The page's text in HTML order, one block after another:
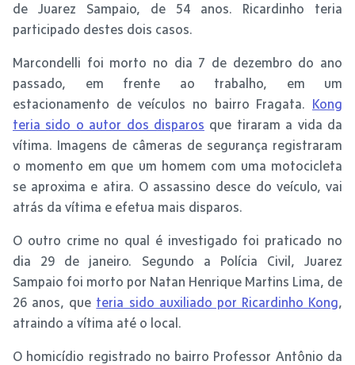
de Juarez Sampaio, de 54 anos. Ricardinho teria
participado destes dois casos.
Marcondelli foi morto no dia 7 de dezembro do ano
passado, em frente ao trabalho, em um
estacionamento de veículos no bairro Fragata. Kong
teria sido o autor dos disparos que tiraram a vida da
vítima. Imagens de câmeras de segurança registraram
o momento em que um homem com uma motocicleta
se aproxima e atira. O assassino desce do veículo, vai
atrás da vítima e efetua mais disparos.
O outro crime no qual é investigado foi praticado no
dia 29 de janeiro. Segundo a Polícia Civil, Juarez
Sampaio foi morto por Natan Henrique Martins Lima, de
26 anos, que teria sido auxiliado por Ricardinho Kong,
atraindo a vítima até o local.
O homicídio registrado no bairro Professor Antônio da